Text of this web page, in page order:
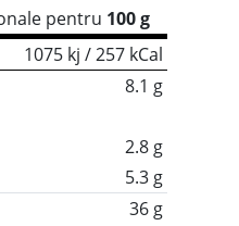
pentru 100 g
1075 kj / 257 kCal
8.1 g
2.8 g
5.3 g
36 g